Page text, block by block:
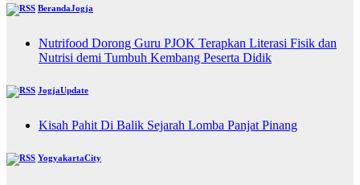
BerandaJogja
Nutrifood Dorong Guru PJOK Terapkan Literasi Fisik dan
Nutrisi demi Tumbuh Kembang Peserta Didik
JogjaUpdate
Kisah Pahit Di Balik Sejarah Lomba Panjat Pinang
YogyakartaCity